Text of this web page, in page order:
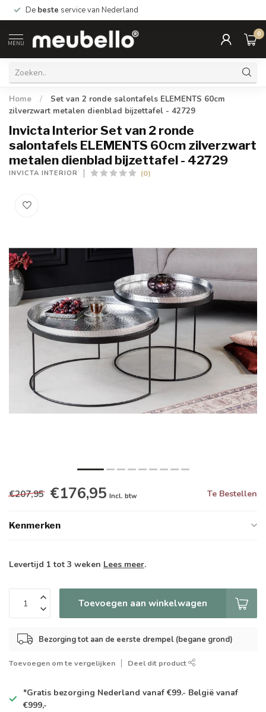
De beste service van Nederland
MENU
0
Home /
Set van 2 ronde salontafels ELEMENTS 60cm
zilverzwart metalen dienblad bijzettafel - 42729
Invicta Interior Set van 2 ronde
salontafels ELEMENTS 60cm zilverzwart
metalen dienblad bijzettafel - 42729
INVICTA INTERIOR (0)
€207,95 €176,95 Incl. btw Te Bestellen
Kenmerken
Levertijd 1 tot 3 weken Lees meer.
Toevoegen aan winkelwagen
Bezorging tot aan de eerste drempel (begane grond)
Toevoegen om te vergelijken Deel dit product
*Gratis bezorging Nederland vanaf €99.- België vanaf
€999,-